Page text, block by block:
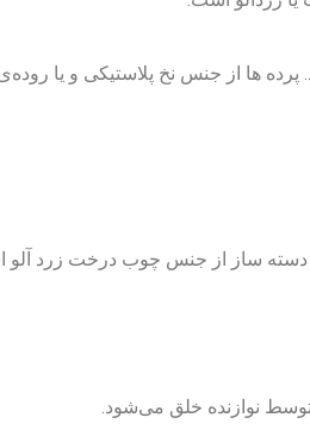
ها از جنس نخ پلاستیکی و یا
نوازنده خلق می‌شود.